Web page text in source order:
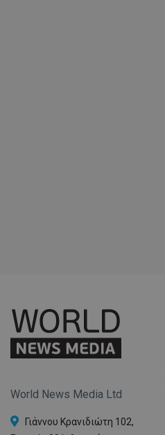
World News Media Ltd
Γιάννου Κρανιδιώτη 102,